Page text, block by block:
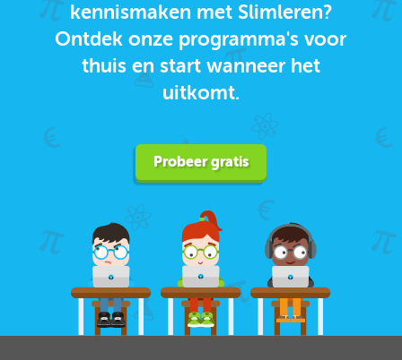
kennismaken met Slimleren?
Ontdek onze programma's voor
thuis en start wanneer het
uitkomt.
Probeer gratis